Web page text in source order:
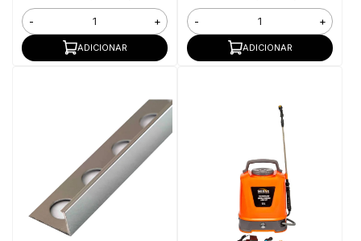
- +
ADICIONAR
- +
ADICIONAR